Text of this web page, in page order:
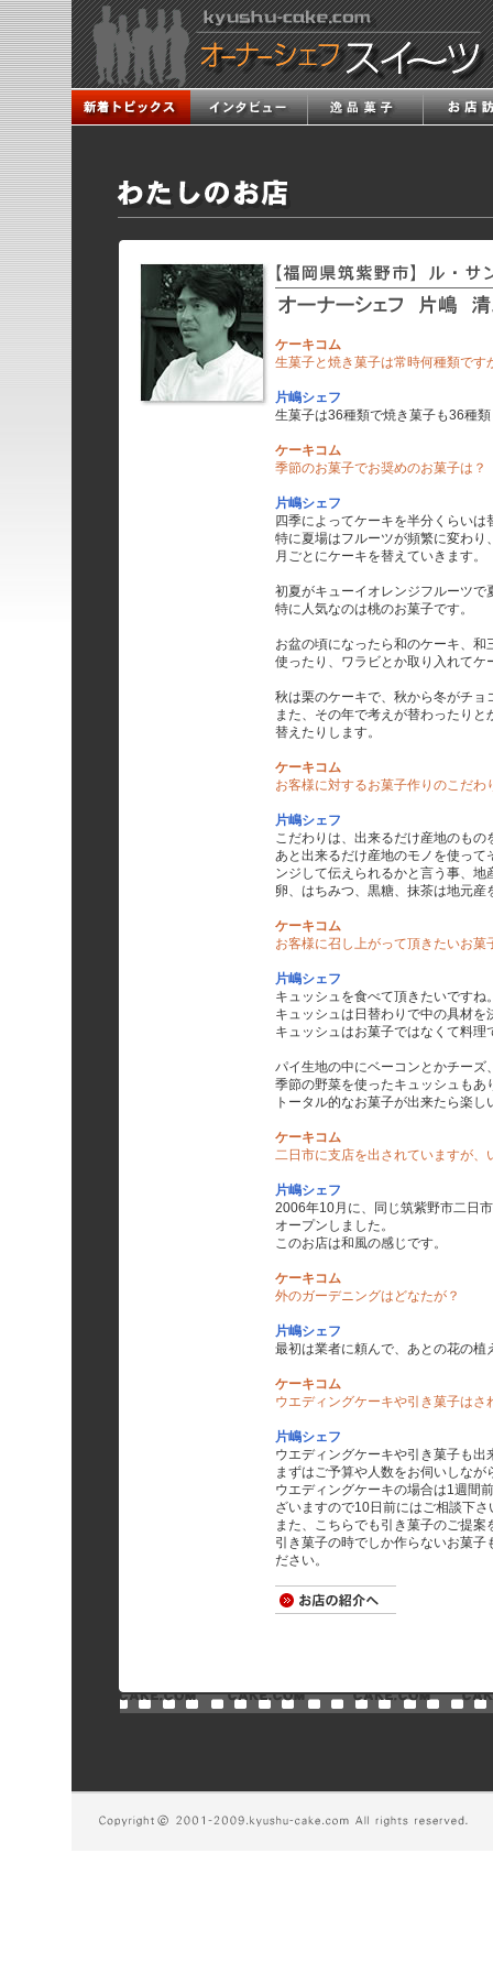
ケーキコム
生菓子と焼き菓子は常時何種類です
片嶋シェフ
生菓子は36種類で焼き菓子も36種
ケーキコム
季節のお菓子でお奨めのお菓子は？
片嶋シェフ
四季によってケーキを半分くらいは
特に夏場はフルーツが頻繁に変わ
月ごとにケーキを替えていきます。
初夏がキューイオレンジフルーツ
特に人気なのは桃のお菓子です。
お盆の頃になったら和のケーキ、
使ったり、ワラビとか取り入れてケ
秋は栗のケーキで、秋から冬がチョ
また、その年で考えが替わったり
替えたりします。
ケーキコム
お客様に対するお菓子作りのこだわ
片嶋シェフ
こだわりは、出来るだけ産地のも
あと出来るだけ産地のモノを使っ
ンジして伝えられるかと言う事、地
卵、はちみつ、黒糖、抹茶は地元産
ケーキコム
お客様に召し上がって頂きたいお菓
片嶋シェフ
キュッシュを食べて頂きたいですね
キュッシュは日替わりで中の具材を
キュッシュはお菓子ではなくて料理
パイ生地の中にベーコンとかチー
季節の野菜を使ったキュッシュも
トータル的なお菓子が出来たら楽し
ケーキコム
二日市に支店を出されていますが、
片嶋シェフ
2006年10月に、同じ筑紫野市二日
オープンしました。
このお店は和風の感じです。
ケーキコム
外のガーデニングはどなたが？
片嶋シェフ
最初は業者に頼んで、あとの花の
ケーキコム
ウエディングケーキや引き菓子はさ
片嶋シェフ
ウエディングケーキや引き菓子も出
まずはご予算や人数をお伺いしな
ウエディングケーキの場合は1週間
ざいますので10日前にはご相談下さ
また、こちらでも引き菓子のご提案
引き菓子の時でしか作らないお菓
ださい。